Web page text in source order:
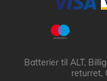
Batterier til ALT,
returret,